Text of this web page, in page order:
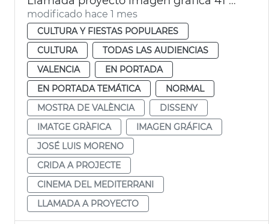
modificado hace 1 mes
CULTURA Y FIESTAS POPULARES
CULTURA
TODAS LAS AUDIENCIAS
VALENCIA
EN PORTADA
EN PORTADA TEMÁTICA
NORMAL
MOSTRA DE VALÈNCIA
DISSENY
IMATGE GRÀFICA
IMAGEN GRÁFICA
JOSÉ LUIS MORENO
CRIDA A PROJECTE
CINEMA DEL MEDITERRANI
LLAMADA A PROYECTO